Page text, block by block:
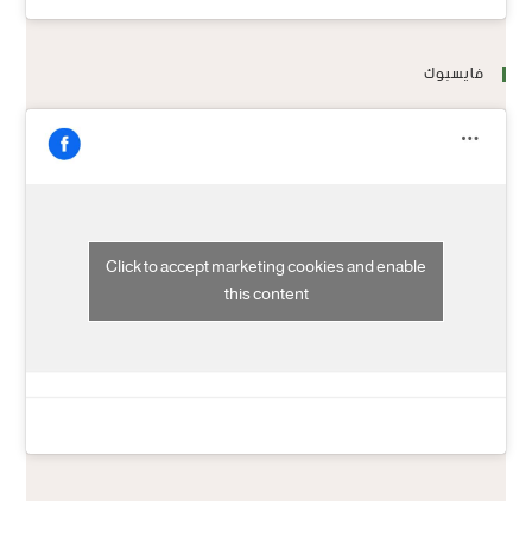
فايسبوك
Click to accept marketing cookies and enable
this content